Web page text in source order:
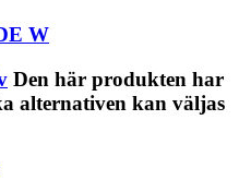
W
Den här produkten har
alternativen kan väljas